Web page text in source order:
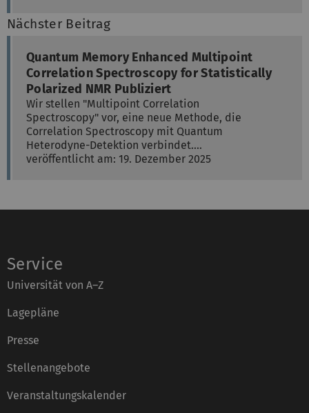
Nächster Beitrag
Quantum Memory Enhanced Multipoint
Correlation Spectroscopy for Statistically
Polarized NMR Publiziert
Wir stellen "Multipoint Correlation
Spectroscopy" vor, eine neue Methode, die
Correlation Spectroscopy mit Quantum
Heterodyne-Detektion verbindet.…
veröffentlicht am: 19. Dezember 2025
Service
Universität von A–Z
Lagepläne
Presse
Stellenangebote
Veranstaltungskalender